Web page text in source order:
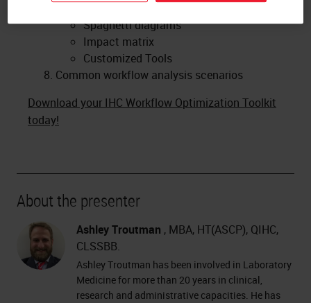
Spaghetti diagrams
Impact matrix
Customized Tools
Common workflow analysis scenarios
Download your IHC Workflow Optimization Toolkit
today!
About the presenter
Ashley Troutman , MBA, HT(ASCP), QIHC,
CLSSBB.
Ashley Troutman has been involved in Laboratory
Medicine for more than 20 years in clinical,
research and administrative capacities. He has